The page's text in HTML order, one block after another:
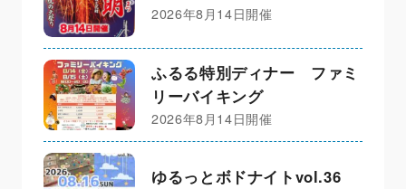
2026年8月14日開催
ふるる特別ディナー ファミ
リーバイキング
2026年8月14日開催
ゆるっとボドナイトvol.36